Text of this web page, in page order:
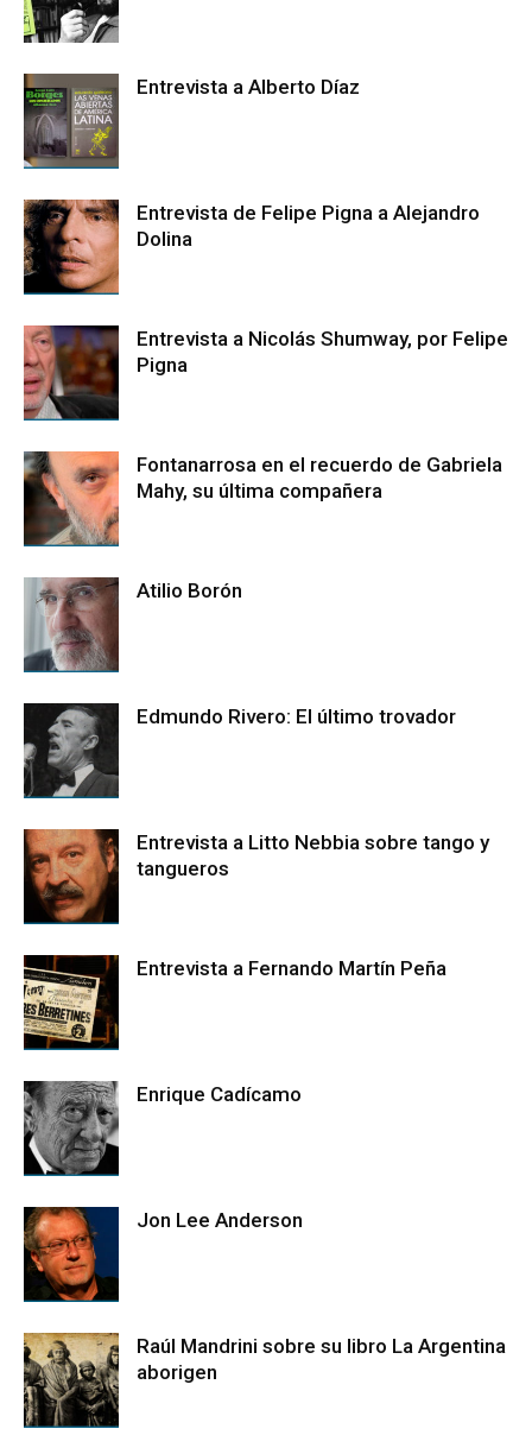
Entrevista a Alberto Díaz
Entrevista de Felipe Pigna a Alejandro
Dolina
Entrevista a Nicolás Shumway, por Felipe
Pigna
Fontanarrosa en el recuerdo de Gabriela
Mahy, su última compañera
Atilio Borón
Edmundo Rivero: El último trovador
Entrevista a Litto Nebbia sobre tango y
tangueros
Entrevista a Fernando Martín Peña
Enrique Cadícamo
Jon Lee Anderson
Raúl Mandrini sobre su libro La Argentina
aborigen